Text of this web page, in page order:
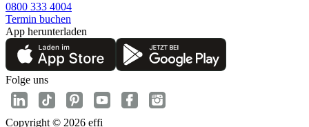
0800 333 4004
Termin buchen
App herunterladen
Folge uns
Copyright © 2026 effi